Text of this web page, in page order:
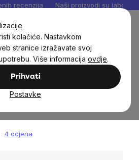
kolačiće. Nastavkom
stranice izražavate svoj
Više informacija ovdje.
Prihvati
Postavke
recenzija Naši proizvodi su
Tinkture
Zemaljsko sidro,
4 ocjena